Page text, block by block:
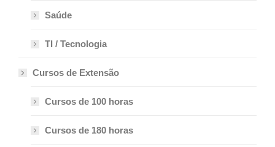
Saúde
TI / Tecnologia
Cursos de Extensão
Cursos de 100 horas
Cursos de 180 horas